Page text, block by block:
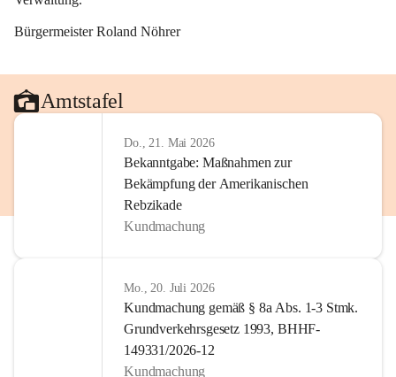
Bürgermeister Roland Nöhrer
Amtstafel
Do., 21. Mai 2026
Bekanntgabe: Maßnahmen zur
Bekämpfung der Amerikanischen
Rebzikade
Kundmachung
Mo., 20. Juli 2026
Kundmachung gemäß § 8a Abs. 1-3 Stmk.
Grundverkehrsgesetz 1993, BHHF-
149331/2026-12
Kundmachung